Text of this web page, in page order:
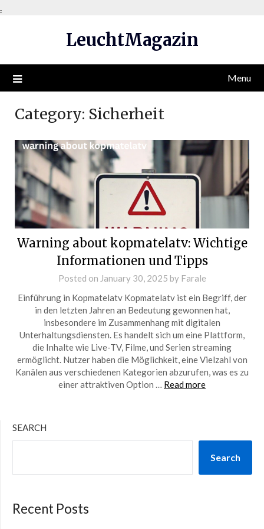
.
LeuchtMagazin
Menu
Category: Sicherheit
Warning about kopmatelatv: Wichtige
Informationen und Tipps
Posted on January 30, 2025 by Farale
Einführung in Kopmatelatv Kopmatelatv ist ein Begriff, der
in den letzten Jahren an Bedeutung gewonnen hat,
insbesondere im Zusammenhang mit digitalen
Unterhaltungsdiensten. Es handelt sich um eine Plattform,
die Inhalte wie Live-TV, Filme, und Serien streaming
ermöglicht. Nutzer haben die Möglichkeit, eine Vielzahl von
Kanälen aus verschiedenen Kategorien abzurufen, was es zu
einer attraktiven Option … Read more
SEARCH
Search
Recent Posts